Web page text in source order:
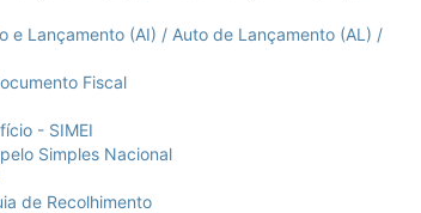
e Lançamento (AI) / Auto de Lançamento (AL) /
Fiscal
- SIMEI
Simples Nacional
de Recolhimento